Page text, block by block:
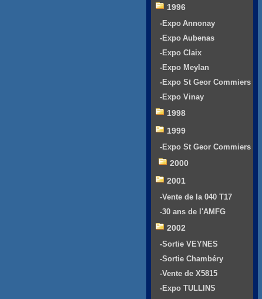
1996
-Expo Annonay
-Expo Aubenas
-Expo Claix
-Expo Meylan
-Expo St Geor Commiers
-Expo Vinay
1998
1999
-Expo St Geor Commiers
2000
2001
-Vente de la 040 T17
-30 ans de l'AMFG
2002
-Sortie VEYNES
-Sortie Chambéry
-Vente de X5815
-Expo TULLINS